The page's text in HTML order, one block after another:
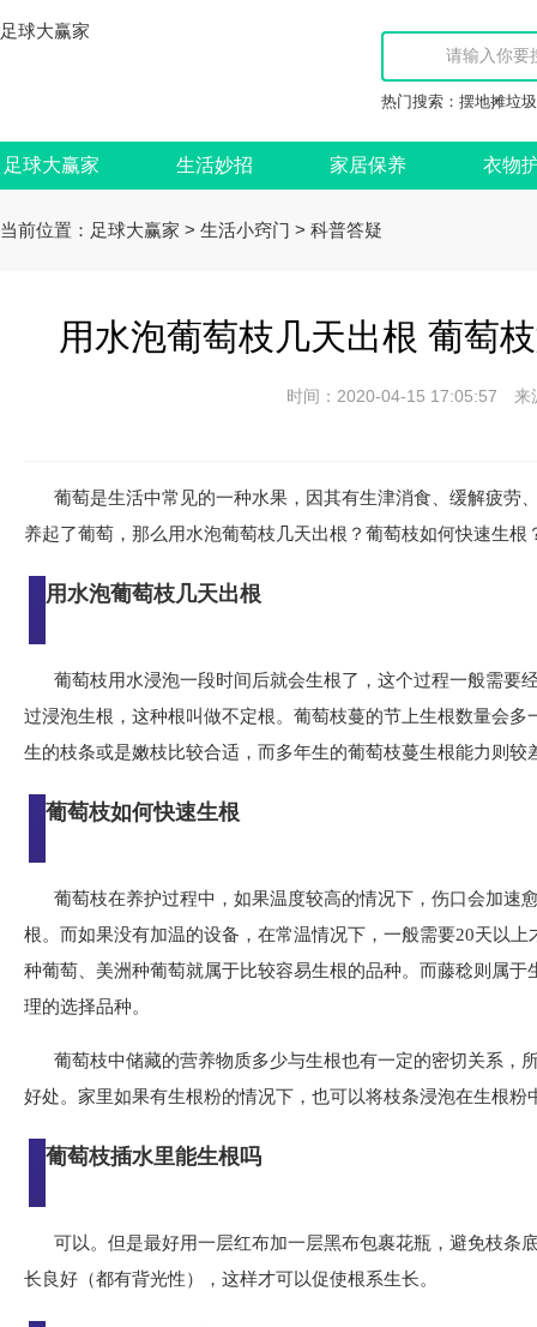
足球大赢家
热门搜索： 摆地摊垃
足球大赢家 生活妙招 家居保养 衣物
当前位置： 足球大赢家 > 生活小窍门 > 科普答疑
用水泡葡萄枝几天出根 葡萄
时间：2020-04-15 17:05:57
葡萄是生活中常见的一种水果，因其有生津消食、缓解疲劳
养起了葡萄，那么用水泡葡萄枝几天出根？葡萄枝如何快速生根
用水泡葡萄枝几天出根
葡萄枝用水浸泡一段时间后就会生根了，这个过程一般需要
过浸泡生根，这种根叫做不定根。葡萄枝蔓的节上生根数量会
生的枝条或是嫩枝比较合适，而多年生的葡萄枝蔓生根能力则较
葡萄枝如何快速生根
葡萄枝在养护过程中，如果温度较高的情况下，伤口会加速
根。而如果没有加温的设备，在常温情况下，一般需要20天以
种葡萄、美洲种葡萄就属于比较容易生根的品种。而藤稔则属
理的选择品种。
葡萄枝中储藏的营养物质多少与生根也有一定的密切关系，
好处。家里如果有生根粉的情况下，也可以将枝条浸泡在生根粉
葡萄枝插水里能生根吗
可以。但是最好用一层红布加一层黑布包裹花瓶，避免枝
长良好（都有背光性），这样才可以促使根系生长。